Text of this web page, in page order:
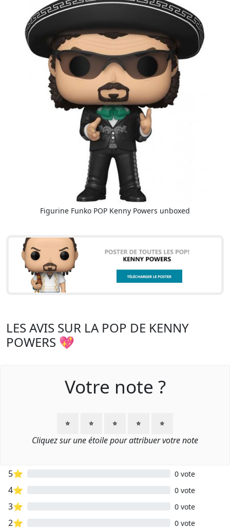
Figurine Funko POP Kenny Powers unboxed
LES AVIS SUR LA POP DE KENNY
POWERS 💖
Votre note ?
⭐ ⭐ ⭐ ⭐ ⭐
Cliquez sur une étoile pour attribuer votre note
5⭐ 0 vote
4⭐ 0 vote
3⭐ 0 vote
2⭐ 0 vote